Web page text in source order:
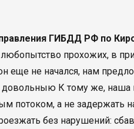
ГИБДД РФ по
прохожих, в
еще не начался, нам
довольныю К тому же, наша
потоком, а не задержать
без нарушений: